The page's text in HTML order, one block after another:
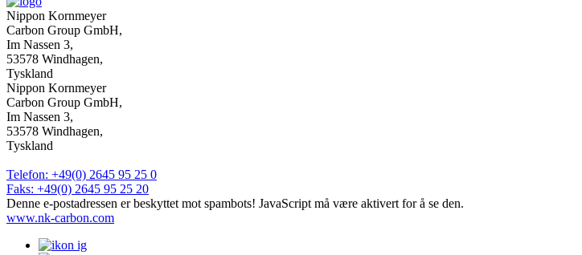
Nippon Kornmeyer
Carbon Group GmbH,
Im Nassen 3,
53578 Windhagen,
Tyskland
Nippon Kornmeyer
Carbon Group GmbH,
Im Nassen 3,
53578 Windhagen,
Tyskland
Telefon: +49(0) 2645 95 25 0
Faks: +49(0) 2645 95 25 20
Denne e-postadressen er beskyttet mot spambots! JavaScript må være aktivert for å se den.
www.nk-carbon.com